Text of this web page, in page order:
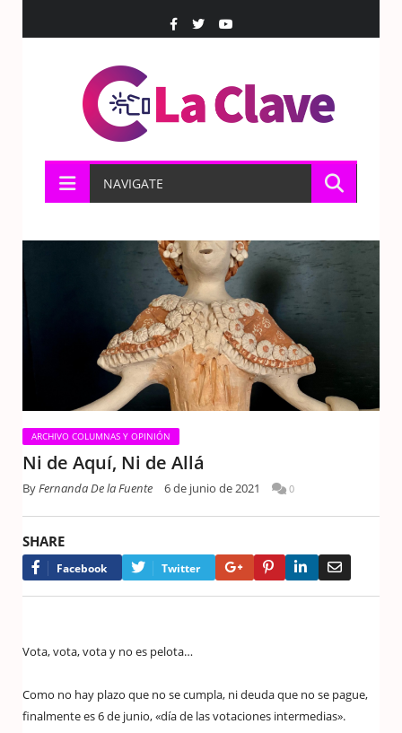
NAVIGATE
ARCHIVO COLUMNAS Y OPINIÓN
Ni de Aquí, Ni de Allá
ByFernanda De la Fuente 6 de junio de 2021 0
SHARE
Facebook Twitter Google+PinterestLinkedIn
Vota, vota, vota y no es pelota…
Como no hay plazo que no se cumpla, ni deuda que no se pague,
finalmente es 6 de junio, «día de las votaciones intermedias».